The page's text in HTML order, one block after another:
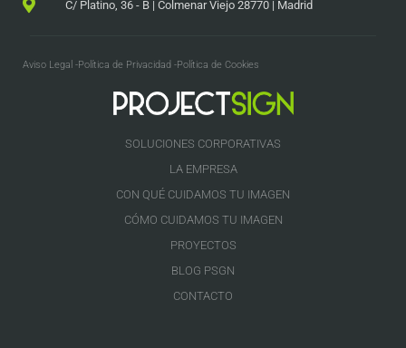
C/ Platino, 36 - B | Colmenar Viejo 28770 | Madrid
Aviso Legal -Política de Privacidad -Política de Cookies
SOLUCIONES CORPORATIVAS
LA EMPRESA
CON QUÉ CUIDAMOS TU IMAGEN
CÓMO CUIDAMOS TU IMAGEN
PROYECTOS
BLOG PSGN
CONTACTO